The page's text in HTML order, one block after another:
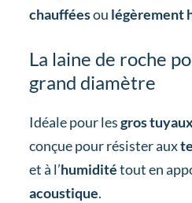
chaufféesou légèrement
La laine de roche
grand diamètre
Idéale pour lesgros tuyaux
conçue pour résister aux
et à l’humiditétout en
acoustique.